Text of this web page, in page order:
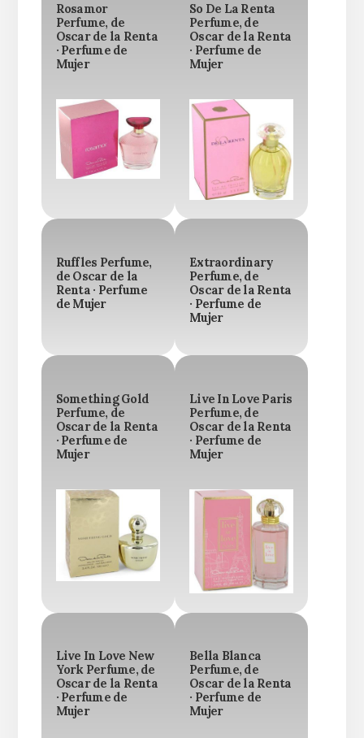
Rosamor
Perfume, de
Oscar de la Renta
· Perfume de
Mujer
So De La Renta
Perfume, de
Oscar de la Renta
· Perfume de
Mujer
Ruffles Perfume,
de Oscar de la
Renta · Perfume
de Mujer
Extraordinary
Perfume, de
Oscar de la Renta
· Perfume de
Mujer
Something Gold
Perfume, de
Oscar de la Renta
· Perfume de
Mujer
Live In Love Paris
Perfume, de
Oscar de la Renta
· Perfume de
Mujer
Live In Love New
York Perfume, de
Oscar de la Renta
· Perfume de
Mujer
Bella Blanca
Perfume, de
Oscar de la Renta
· Perfume de
Mujer